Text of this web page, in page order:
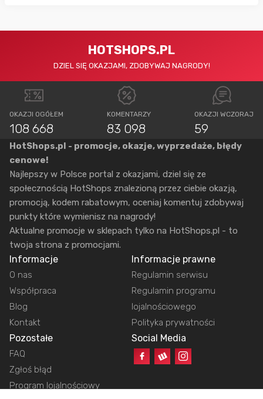
HOTSHOPS.PL
DZIEL SIĘ OKAZJAMI, ZDOBYWAJ NAGRODY!
OKAZJI OGÓŁEM
108 668
KOMENTARZY
83 098
OKAZJI WCZORAJ
59
HotShops.pl - promocje, okazje, wyprzedaże, błędy
cenowe!
Najlepszy w Polsce portal z okazjami, dziel się ze
społecznością HotShops znalezioną przez ciebie okazją,
promocją, kodem rabatowym, oceniaj komentuj zdobywaj
punkty które wymienisz na nagrody!
Aktualne promocje w sklepach tylko na HotShops.pl - to
twoja strona z promocjami.
Informacje
O nas
Współpraca
Blog
Kontakt
Informacje prawne
Regulamin serwisu
Regulamin programu
lojalnościowego
Polityka prywatności
Pozostałe
FAQ
Zgłoś błąd
Program lojalnościowy
Social Media